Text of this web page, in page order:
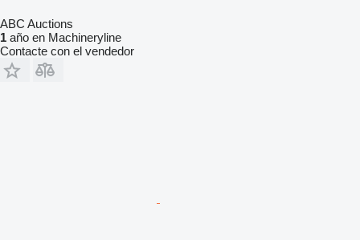
ABC Auctions
1 año en Machineryline
Contacte con el vendedor